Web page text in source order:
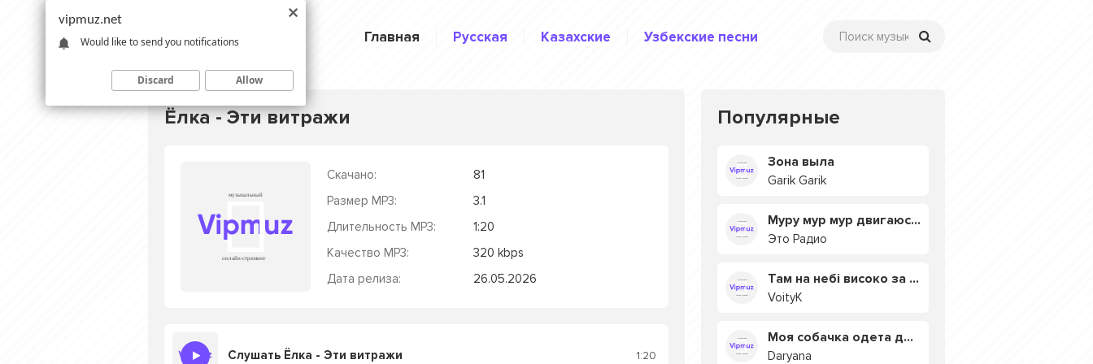
Главная Русская Казахские Узбекские песни
Ёлка - Эти витражи
Скачано:
81
Размер MP3:
3.1
Длительность MP3:
1:20
Качество MP3:
320 kbps
Дата релиза:
26.05.2026
Слушать Ёлка - Эти витражи 1:20
Популярные
Зона выла
Garik Garik
Муру мур мур двигаюсь на мурмулях
Это Радио
Там на небі високо за хмарами
VoityK
Моя собачка одета дороже тебя
Daryana
vipmuz.net
Would like to send you notifications
Discard Allow